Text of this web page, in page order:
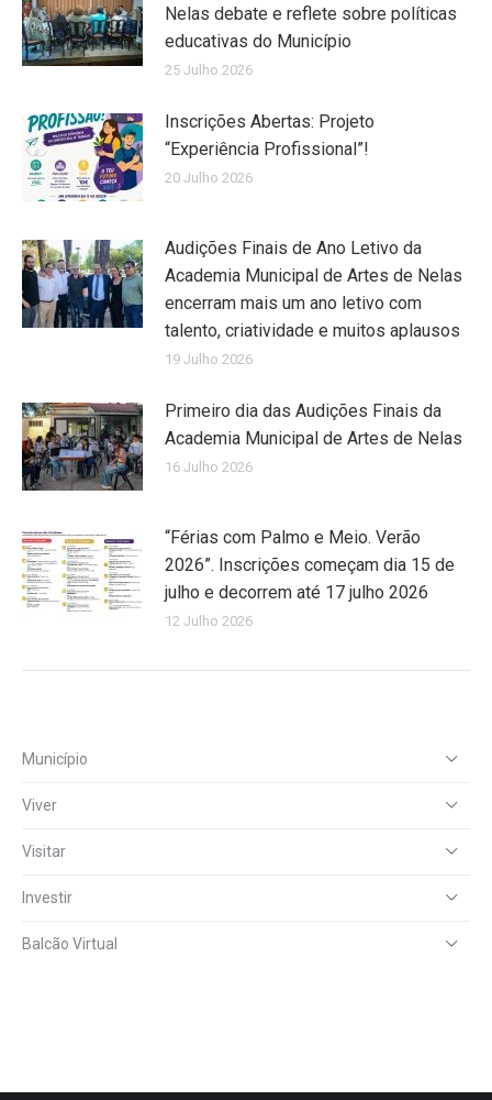
Nelas debate e reflete sobre políticas
educativas do Município
25 Julho 2026
Inscrições Abertas: Projeto
“Experiência Profissional”!
20 Julho 2026
Audições Finais de Ano Letivo da
Academia Municipal de Artes de Nelas
encerram mais um ano letivo com
talento, criatividade e muitos aplausos
19 Julho 2026
Primeiro dia das Audições Finais da
Academia Municipal de Artes de Nelas
16 Julho 2026
“Férias com Palmo e Meio. Verão
2026”. Inscrições começam dia 15 de
julho e decorrem até 17 julho 2026
12 Julho 2026
Município
Viver
Visitar
Investir
Balcão Virtual